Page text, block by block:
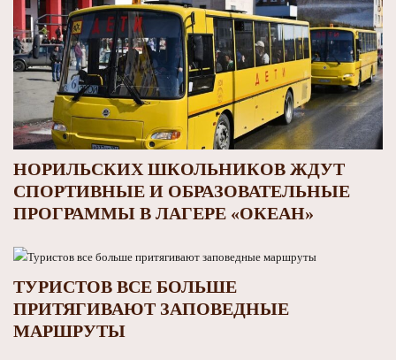
НОРИЛЬСКИХ ШКОЛЬНИКОВ ЖДУТ
СПОРТИВНЫЕ И ОБРАЗОВАТЕЛЬНЫЕ
ПРОГРАММЫ В ЛАГЕРЕ «ОКЕАН»
ТУРИСТОВ ВСЕ БОЛЬШЕ
ПРИТЯГИВАЮТ ЗАПОВЕДНЫЕ
МАРШРУТЫ